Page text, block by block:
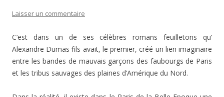
Laisser un commentaire
C’est dans un de ses célèbres romans feuilletons qu’
Alexandre Dumas fils avait, le premier, créé un lien imaginaire
entre les bandes de mauvais garçons des faubourgs de Paris
et les tribus sauvages des plaines d’Amérique du Nord.